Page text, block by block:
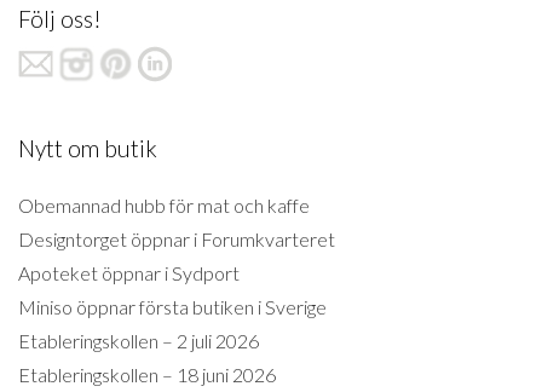
Följ oss!
Nytt om butik
Obemannad hubb för mat och kaffe
Designtorget öppnar i Forumkvarteret
Apoteket öppnar i Sydport
Miniso öppnar första butiken i Sverige
Etableringskollen – 2 juli 2026
Etableringskollen – 18 juni 2026